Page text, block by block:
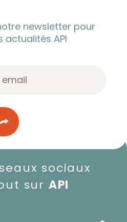
newsletter pour
actualités API
sociaux
sur API